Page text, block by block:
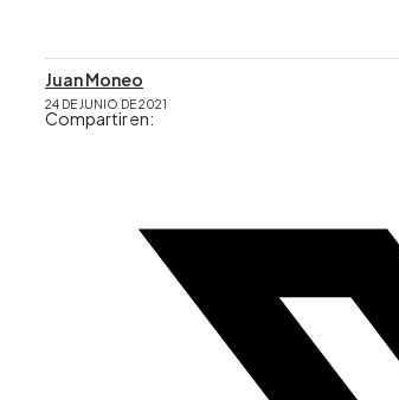
Juan Moneo
24 DE JUNIO DE 2021
Compartir en: